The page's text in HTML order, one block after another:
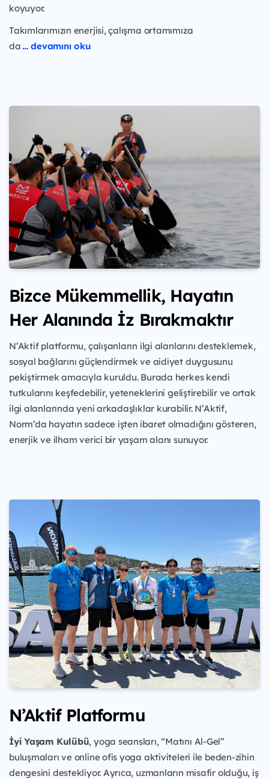
koyuyor.
Takımlarımızın enerjisi, çalışma ortamımıza
da… devamını oku
Bizce Mükemmellik, Hayatın
Her Alanında İz Bırakmaktır
N’Aktif platformu, çalışanların ilgi alanlarını desteklemek,
sosyal bağlarını güçlendirmek ve aidiyet duygusunu
pekiştirmek amacıyla kuruldu. Burada herkes kendi
tutkularını keşfedebilir, yeteneklerini geliştirebilir ve ortak
ilgi alanlarında yeni arkadaşlıklar kurabilir. N’Aktif,
Norm’da hayatın sadece işten ibaret olmadığını gösteren,
enerjik ve ilham verici bir yaşam alanı sunuyor.
N’Aktif Platformu
İyi Yaşam Kulübü, yoga seansları, “Matını Al-Gel”
buluşmaları ve online ofis yoga aktiviteleri ile beden-zihin
dengesini destekliyor. Ayrıca, uzmanların misafir olduğu, iş